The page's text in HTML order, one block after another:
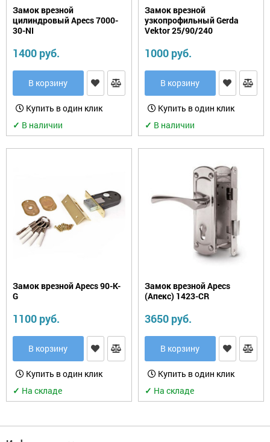
Замок врезной
цилиндровый Apecs 7000-
30-NI
1400 руб.
В корзину
Купить в один клик
✓ В наличии
Замок врезной
узкопрофильный Gerda
Vektor 25/90/240
1000 руб.
В корзину
Купить в один клик
✓ В наличии
Замок врезной Apecs 90-K-
G
1100 руб.
В корзину
Купить в один клик
✓ На складе
Замок врезной Apecs
(Апекс) 1423-CR
3650 руб.
В корзину
Купить в один клик
✓ На складе